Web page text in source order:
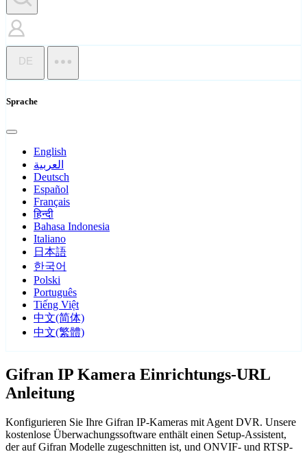
DE
Sprache
English
العربية
Deutsch
Español
Français
हिन्दी
Bahasa Indonesia
Italiano
日本語
한국어
Polski
Português
Tiếng Việt
中文(简体)
中文(繁體)
Gifran IP Kamera Einrichtungs-URL
Anleitung
Konfigurieren Sie Ihre Gifran IP-Kameras mit Agent DVR. Unsere
kostenlose Überwachungssoftware enthält einen Setup-Assistent,
der auf Gifran Modelle zugeschnitten ist, und ONVIF- und RTSP-